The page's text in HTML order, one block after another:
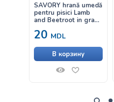
SAVORY hrană umedă
pentru pisici Lamb
and Beetroot in gravy
sos 85g
20 MDL
В корзину